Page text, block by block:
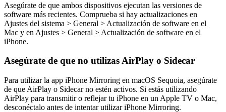
Asegúrate de que ambos dispositivos ejecutan las versiones de
software más recientes. Comprueba si hay actualizaciones en
Ajustes del sistema > General > Actualización de software en el
Mac y en Ajustes > General > Actualización de software en el
iPhone.
Asegúrate de que no utilizas AirPlay o Sidecar
Para utilizar la app iPhone Mirroring en macOS Sequoia, asegúrate
de que AirPlay o Sidecar no estén activos. Si estás utilizando
AirPlay para transmitir o reflejar tu iPhone en un Apple TV o Mac,
desconéctalo antes de intentar utilizar iPhone Mirroring.